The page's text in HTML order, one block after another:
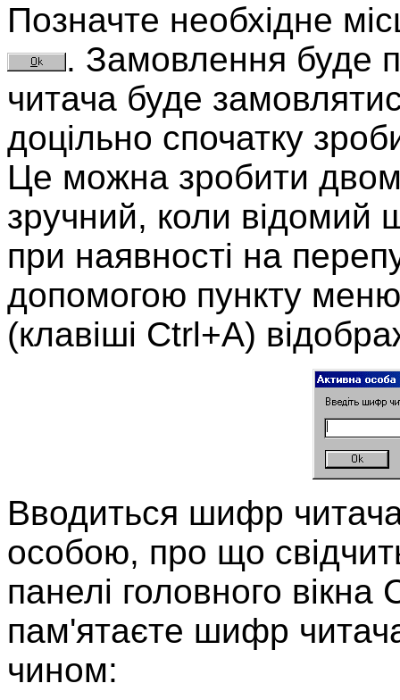
Позначте необхідне
. Замовлення буде
читача буде
доцільно спочатку
Це можна зробити
зручний, коли
при наявності на
допомогою пункту
(клавіші Ctrl+A)
Вводиться шифр
особою, про що
панелі головного
пам'ятаєте шифр
чином: